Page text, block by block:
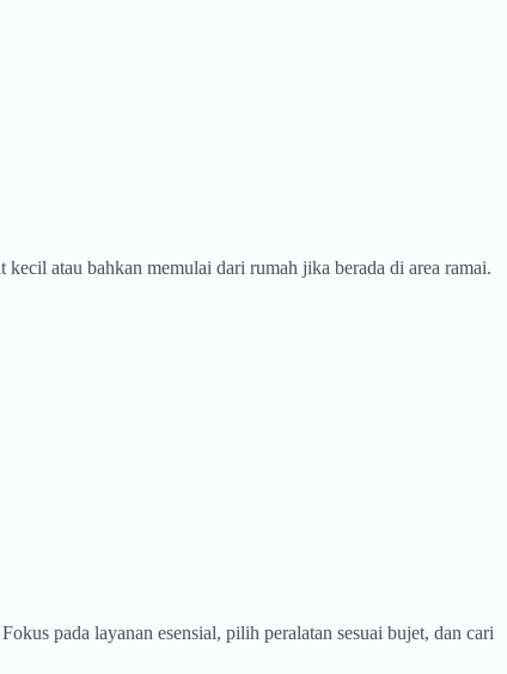
atau bahkan memulai dari rumah jika berada di area ramai.
pada layanan esensial, pilih peralatan sesuai bujet, dan cari